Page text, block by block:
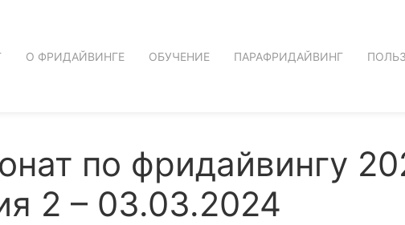
О ФРИДАЙВИНГЕ ОБУЧЕНИЕ ПАРАФРИДАЙВИНГ
по фридайвингу
2 – 03.03.2024